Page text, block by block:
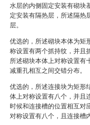
水层的内侧固定安装有砌块
定安装有隔热层，所述隔热
层。
优选的，所述砌块本体为矩
称设置有两个抓持纹，并且
所述砌块本体上对称设置有
减重孔相互之间交错分布。
优选的，所述连接块为矩形
体上对称设置有八个，并且
时候和连接槽的位置相互对
对称设置有八个，且连接槽